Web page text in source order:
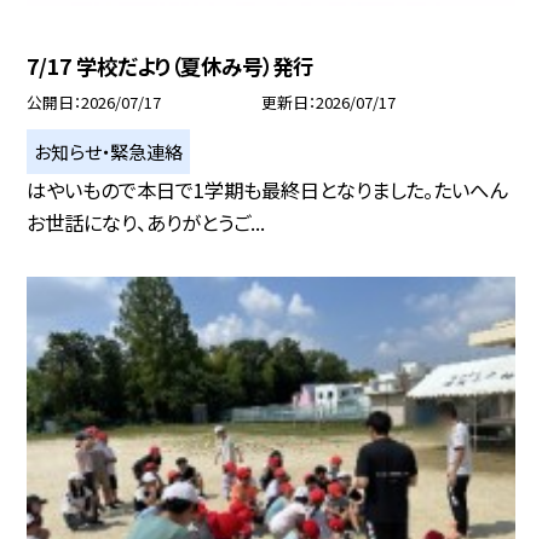
7/17 学校だより（夏休み号）発行
公開日 2026/07/17 更新日 2026/07/17
お知らせ・緊急連絡
はやいもので本日で1学期も最終日となりました。たいへん
お世話になり、ありがとうご...